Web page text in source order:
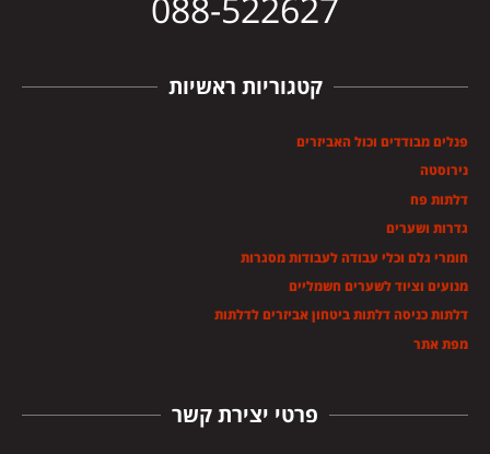
פרטי יצירת קשר
קטגוריות ראשיות
פנלים מבודדים וכול האביזרים
נירוסטה
דלתות פח
גדרות ושערים
חומרי גלם וכלי עבודה לעבודות מסגרות
מנועים וציוד לשערים חשמליים
דלתות כניסה דלתות ביטחון אביזרים לדלתות
מפת אתר